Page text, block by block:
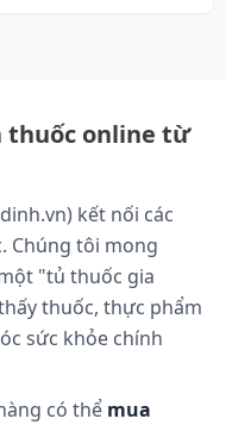
ở nhiệt độ < 30°C.
thuốc online từ
kết nối các
Chúng tôi mong
"tủ thuốc gia
thuốc, thực phẩm
sức khỏe chính
có thể mua